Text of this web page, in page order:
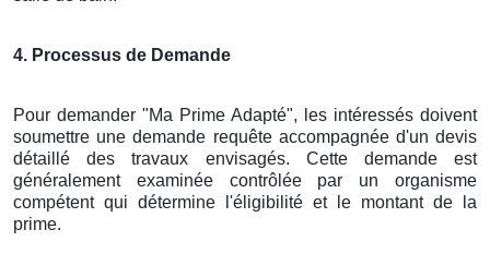
4. Processus de Demande
Pour demander "Ma Prime Adapté", les intéressés doivent
soumettre une demande requête accompagnée d'un devis
détaillé des travaux envisagés. Cette demande est
généralement examinée contrôlée par un organisme
compétent qui détermine l'éligibilité et le montant de la
prime.